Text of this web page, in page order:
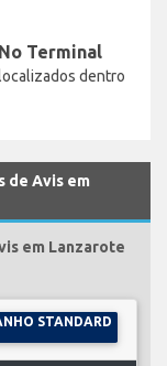
Terminal
dentro
de Avis em
em Lanzarote
STANDARD